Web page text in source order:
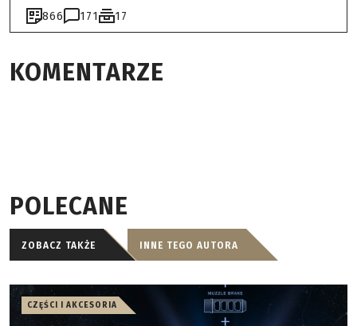
866 171 17
KOMENTARZE
POLECANE
ZOBACZ TAKŻE INNE TEGO AUTORA
CZĘŚCI I AKCESORIA